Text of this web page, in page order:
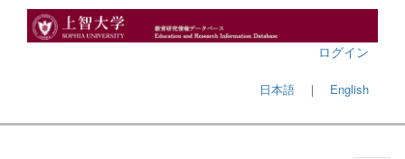
ログイン
日本語 ｜ English